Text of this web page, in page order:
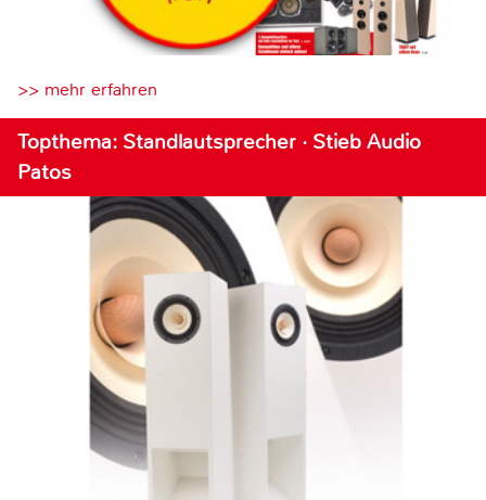
>> mehr erfahren
Topthema: Standlautsprecher · Stieb Audio
Patos